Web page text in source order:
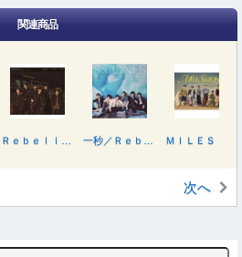
関連商品
次へ